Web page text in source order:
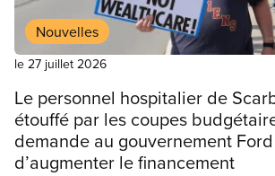
Nouvelles
le 27 juillet 2026
Le personnel hospitalier de
étouffé par les coupes
demande au gouvernement Ford
d’augmenter le financement